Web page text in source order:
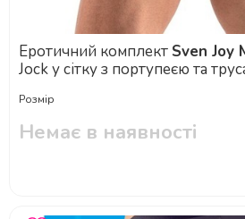
Еротичний комплект Sven Joy
Jock у сітку з портупеєю та
Розмір
Немає в наявності